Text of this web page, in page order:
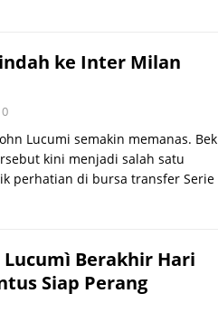
ke Inter Milan
0
Lucumi semakin memanas. Bek
kini menjadi salah satu
perhatian di bursa transfer Serie
Berakhir Hari
Siap Perang